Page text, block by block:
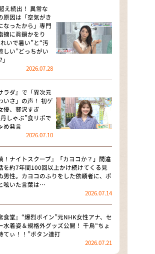
news おかえり
河合＆A.B.C-Z塚田×福井アナ
「なんでやねん！？」（news お
かえり）
DAIGOも台所 ～きょうの献立 何
にする？～
本日はダイアンなり！シーズン２
朝だ！生です旅サラダ
教えて！ニュースライブ 正義の
ミカタ
ＬＩＦＥ～夢のカタチ～
新婚さんいらっしゃい！
ポツンと一軒家
ザキ山小屋本館
え続出！ 異常な
原因は「空気がき
なったから」専門
摘に眞鍋かをり
れいで暑い”と“汚
しい”どっちがい
2026.07.28
ラダ』で「異次元
いさ」の声！ 初ゲ
優、贅沢すぎ
しゃぶ”食リポで
め発言
2026.07.10
！ナイトスクープ』「カヨコか？」間違
を約7年間100回以上かけ続けてくる見
男性。カヨコのふりをした依頼者に、ポ
呟いた言葉は…
2026.07.14
食堂』“爆烈ボイン”元NHK女性アナ、セ
水着姿＆規格外グッズ公開！ 千鳥“ちょ
てぃ！！”ボタン連打
2026.07.21